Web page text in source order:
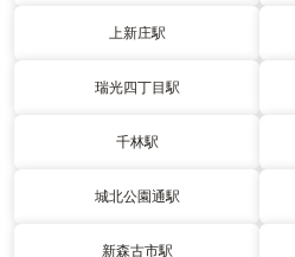
上新庄駅
瑞光四丁目駅
千林駅
城北公園通駅
新森古市駅